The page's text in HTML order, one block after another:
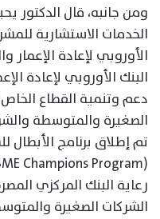
ومن جانبه، قال الدكتور
الخدمات الاستشارية
البنك الأوروبي لإعادة
دعم وتنمية القطاع
الصغيرة والمتوسطة
تم إطلاق برنامج
رعاية البنك المركزي
الشركات الصغيرة